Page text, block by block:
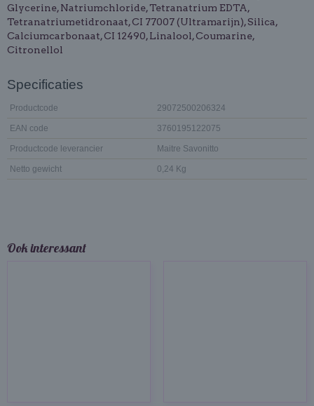
Glycerine, Natriumchloride, Tetranatrium EDTA,
Tetranatriumetidronaat, CI 77007 (Ultramarijn), Silica,
Calciumcarbonaat, CI 12490, Linalool, Coumarine,
Citronellol
Specificaties
Productcode 29072500206324
EAN code 3760195122075
Productcode leverancier Maitre Savonitto
Netto gewicht 0,24 Kg
Ook interessant